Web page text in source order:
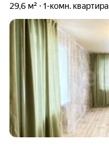
29,6 м² 1-комн. квартира